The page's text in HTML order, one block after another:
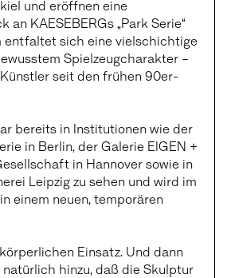
und eröffnen eine
an KAESEBERGs „Park Serie“
entfaltet sich eine vielschichtige
Spielzeugcharakter –
seit den frühen 90er-
bereits in Institutionen wie der
in Berlin, der Galerie EIGEN +
in Hannover sowie in
Leipzig zu sehen und wird im
einem neuen, temporären
Einsatz. Und dann
hinzu, daß die Skulptur